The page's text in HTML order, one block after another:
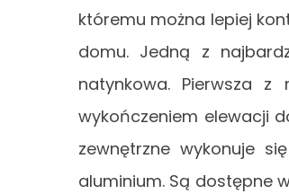
któremu można lepiej
domu. Jedną z
natynkowa. Pierwsza
wykończeniem elewacji
zewnętrzne wykonuje
aluminium. Są dostępne